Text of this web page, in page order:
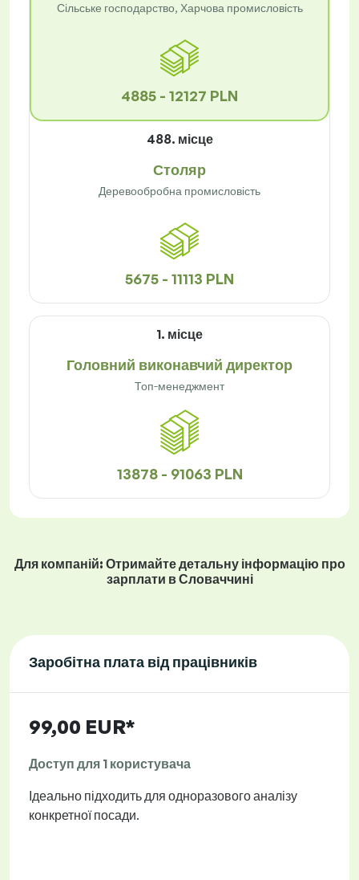
Сільське господарство, Харчова промисловість
4885 - 12127 PLN
488. місце
Столяр
Деревообробна промисловість
5675 - 11113 PLN
1. місце
Головний виконавчий директор
Топ-менеджмент
13878 - 91063 PLN
Для компаній: Отримайте детальну інформацію про
зарплати в Словаччині
Заробітна плата від працівників
99,00 EUR*
Доступ для 1 користувача
Ідеально підходить для одноразового аналізу
конкретної посади.